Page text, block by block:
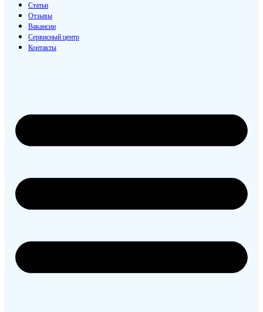
Статьи
Отзывы
Вакансии
Сервисный центр
Контакты